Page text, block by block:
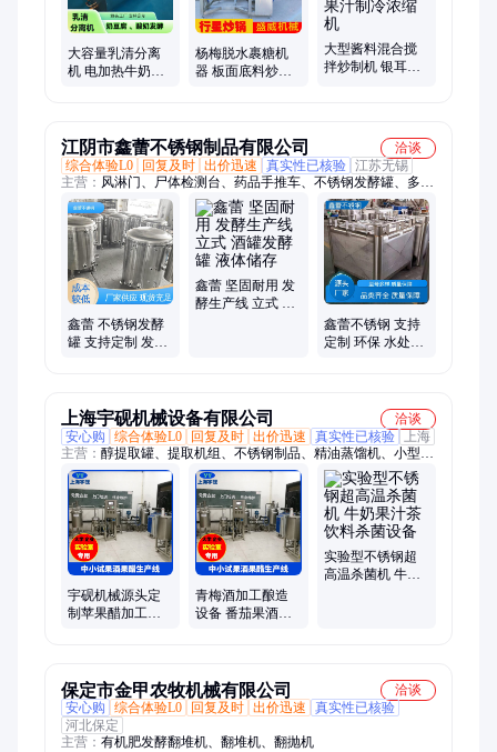
大容量乳清分离
机 电加热牛奶发
杨梅脱水裹糖机
器 板面底料炒制
大型酱料混合搅
拌炒制机 银耳莲
江阴市鑫蕾不锈钢制品有限公司
洽谈
综合体验L0
回复及时 出价迅速 真实性已核验 江苏无锡
主营： 风淋门、尸体检测台、药品手推车、不锈钢发酵罐、多功
能手推车
鑫蕾 不锈钢发酵
罐 支持定制 发酵
鑫蕾 坚固耐用 发
酵生产线 立式 酒
鑫蕾不锈钢 支持
定制 环保 水处理
上海宇砚机械设备有限公司
洽谈
安心购
综合体验L0 回复及时 出价迅速 真实性已核验
上海
主营： 醇提取罐、提取机组、不锈钢制品、精油蒸馏机、小型提
取设备、多功能提取罐、精油提取设备、超声波提取罐、植物提
取设备
宇砚机械源头定
制苹果醋加工生
青梅酒加工酿造
设备 番茄果酒生
实验型不锈钢超
高温杀菌机 牛奶
保定市金甲农牧机械有限公司
洽谈
安心购
综合体验L0 回复及时 出价迅速
真实性已核验
河北保定
主营： 有机肥发酵翻堆机、翻堆机、翻抛机